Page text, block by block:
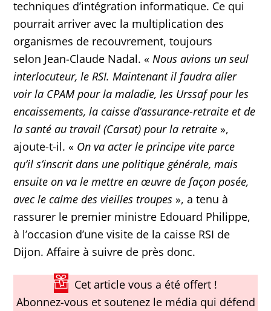
techniques d’intégration informatique. Ce qui
pourrait arriver avec la multiplication des
organismes de recouvrement, toujours
selon Jean-Claude Nadal. « Nous avions un seul
interlocuteur, le RSI. Maintenant il faudra aller
voir la CPAM pour la maladie, les Urssaf pour les
encaissements, la caisse d’assurance-retraite et de
la santé au travail (Carsat) pour la retraite »,
ajoute-t-il. « On va acter le principe vite parce
qu’il s’inscrit dans une politique générale, mais
ensuite on va le mettre en œuvre de façon posée,
avec le calme des vieilles troupes », a tenu à
rassurer le premier ministre Edouard Philippe,
à l’occasion d’une visite de la caisse RSI de
Dijon. Affaire à suivre de près donc.
Cet article vous a été offert !
Abonnez-vous et soutenez le média qui défend